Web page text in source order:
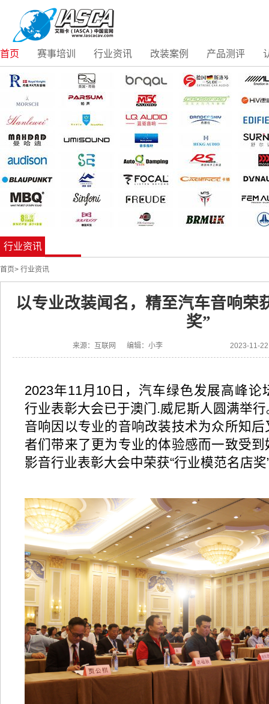
首页 赛事培训 行业资讯 改装案例 产品测评
行业资讯
首页> 行业资讯
以专业改装闻名，精至汽车音响荣
奖”
来源：互联网 编辑：小李 2023-11-
2023年11月10日，汽车绿色发展高峰论
行业表彰大会已于澳门.威尼斯人圆满举
音响因以专业的音响改装技术为众所知
者们带来了更为专业的体验感而一致受
影音行业表彰大会中荣获“行业模范名店奖